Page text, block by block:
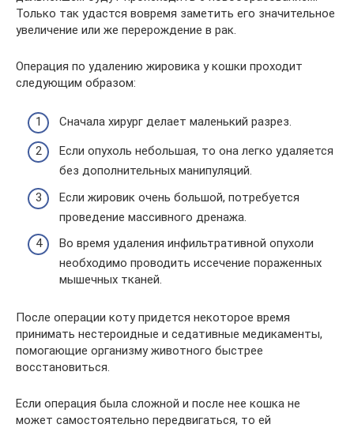
Только так удастся вовремя заметить его значительное
увеличение или же перерождение в рак.
Операция по удалению жировика у кошки проходит
следующим образом:
Сначала хирург делает маленький разрез.
Если опухоль небольшая, то она легко удаляется
без дополнительных манипуляций.
Если жировик очень большой, потребуется
проведение массивного дренажа.
Во время удаления инфильтративной опухоли
необходимо проводить иссечение пораженных
мышечных тканей.
После операции коту придется некоторое время
принимать нестероидные и седативные медикаменты,
помогающие организму животного быстрее
восстановиться.
Если операция была сложной и после нее кошка не
может самостоятельно передвигаться, то ей